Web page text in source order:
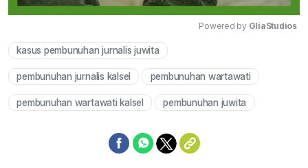
Powered by GliaStudios
kasus pembunuhan jurnalis juwita
pembunuhan jurnalis kalsel pembunuhan wartawati
pembunuhan wartawati kalsel pembunuhan juwita